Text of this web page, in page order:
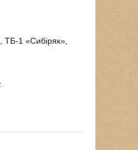
1 «Сибіряк»,